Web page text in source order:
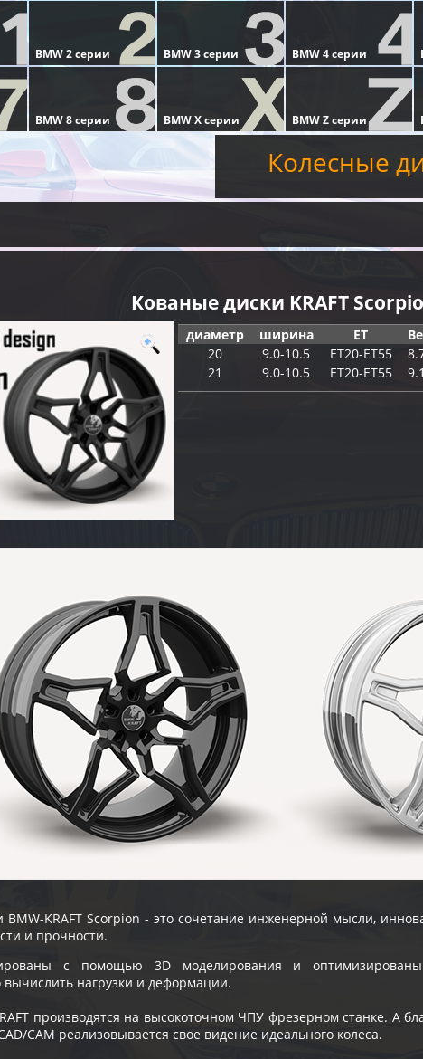
Колесные
Кованые диски KRAFT
диаметр ширина ET
20
9.0-10.5 ET20-ET55
21
9.0-10.5 ET20-ET55
BMW-KRAFT Scorpion - это сочетание инженерной мысли,
и прочности.
с помощью 3D моделирования и
нагрузки и деформации.
производятся на высокоточном ЧПУ фрезерном станке. А
CAM реализовывается свое видение идеального колеса.